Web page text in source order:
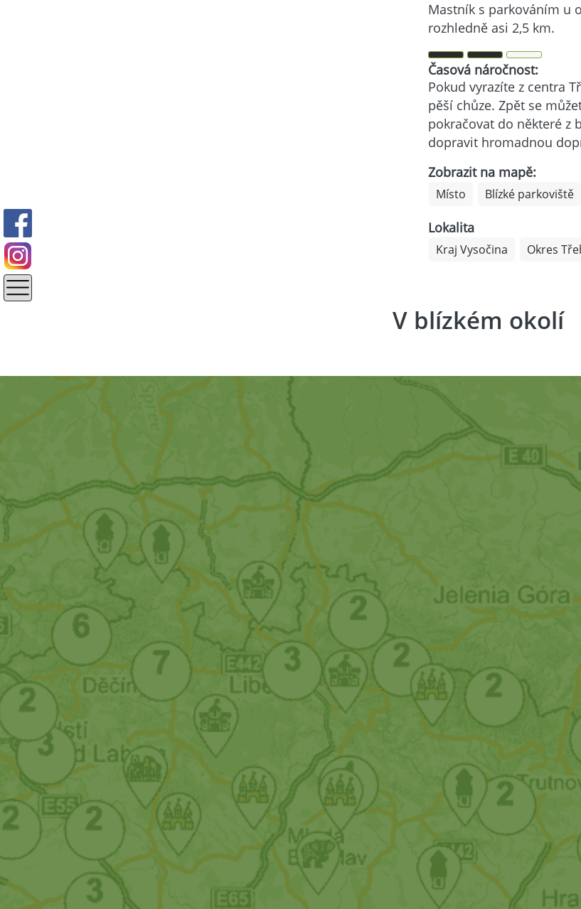
Mastník s parkováním u
rozhledně asi 2,5 km.
Časová náročnost:
Pokud vyrazíte z centra
pěší chůze. Zpět se
pokračovat do některé z
dopravit hromadnou
Zobrazit na mapě:
Místo Blízké parkoviště
Lokalita
Kraj Vysočina Okres
V blízkém okolí